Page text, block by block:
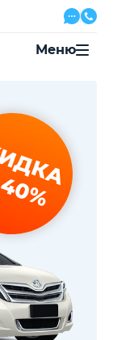
Меню